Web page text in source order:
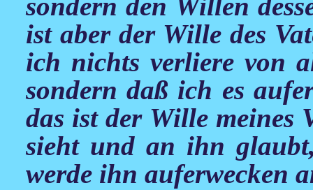
sondern den Willen
ist aber der Wille des
ich nichts verliere von
sondern daß ich es
das ist der Wille meines
sieht und an ihn
werde ihn auferwecken